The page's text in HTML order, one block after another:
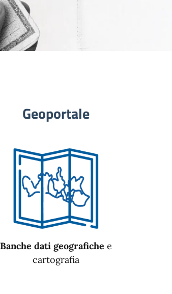
Geoportale
Banche dati geografiche e
cartografia